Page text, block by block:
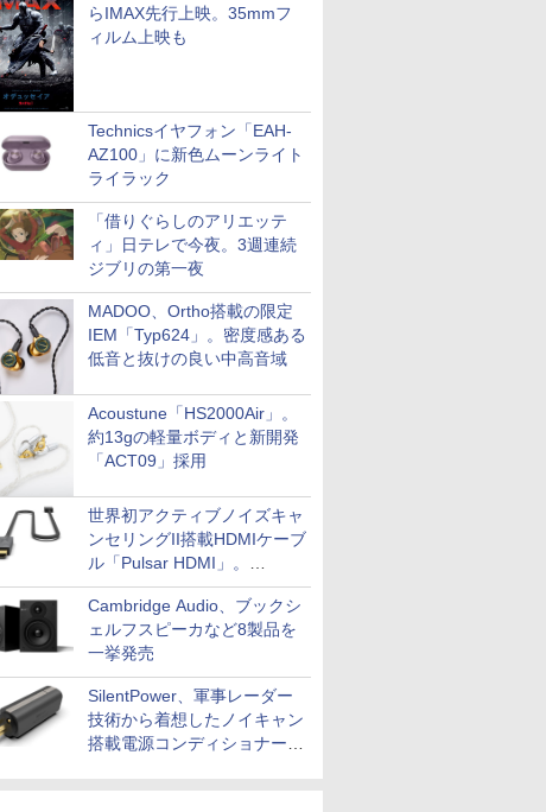
らIMAX先行上映。35mmフ
ィルム上映も
Technicsイヤフォン「EAH-
AZ100」に新色ムーンライト
ライラック
「借りぐらしのアリエッテ
ィ」日テレで今夜。3週連続
ジブリの第一夜
MADOO、Ortho搭載の限定
IEM「Typ624」。密度感ある
低音と抜けの良い中高音域
Acoustune「HS2000Air」。
約13gの軽量ボディと新開発
「ACT09」採用
世界初アクティブノイズキャ
ンセリングII搭載HDMIケーブ
ル「Pulsar HDMI」。
SilentPowerから
Cambridge Audio、ブックシ
ェルフスピーカなど8製品を
一挙発売
SilentPower、軍事レーダー
技術から着想したノイキャン
搭載電源コンディショナー